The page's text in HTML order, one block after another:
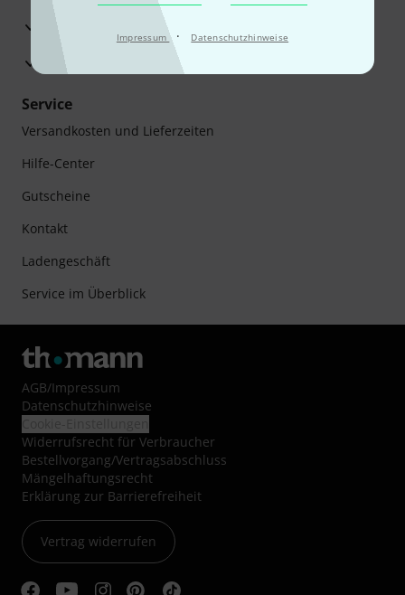
Impressum · Datenschutzhinweise
Zufriedenheitsgarantie
Europas größtes Versandlager
Service
Versandkosten und Lieferzeiten
Hilfe-Center
Gutscheine
Kontakt
Ladengeschäft
Service im Überblick
AGB/Impressum
Datenschutzhinweise
Widerrufsrecht für Verbraucher
Bestellvorgang/Vertragsabschluss
Mängelhaftungsrecht
Erklärung zur Barrierefreiheit
Vertrag widerrufen